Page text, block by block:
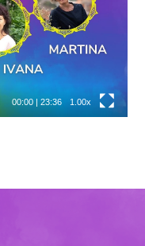
00:00| 23:36 1.00x